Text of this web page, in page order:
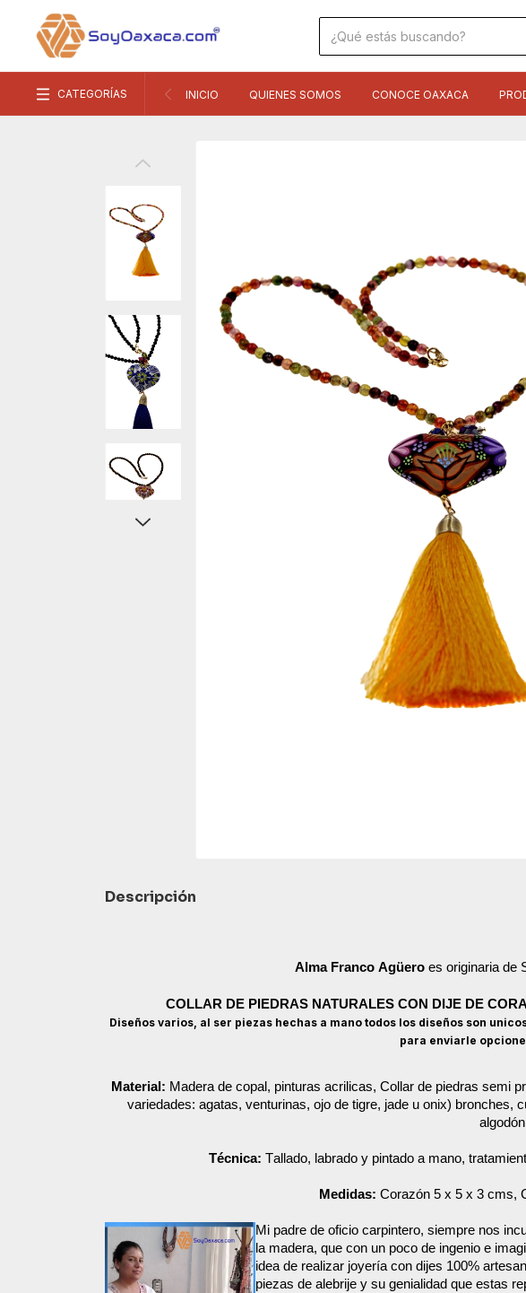
CATEGORÍAS INICIO QUIENES SOMOS CONOCE OAXACA
Descripción
Alma Franco Agüero es originaria de
COLLAR DE PIEDRAS NATURALES CON DIJE DE
Diseños varios, al ser piezas hechas a mano todos los diseños son
para enviarle
Material: Madera de copal, pinturas acrilicas, Collar de piedras semi
variedades: agatas, venturinas, ojo de tigre, jade u onix) bronches,
algodón
Técnica: Tallado, labrado y pintado a mano,
Medidas: Corazón 5 x 5 x 3 cms,
Mi padre de oficio carpintero, siempre nos
la madera, que con un poco de ingenio e
idea de realizar joyería con dijes 100%
piezas de alebrije y su genialidad que estas